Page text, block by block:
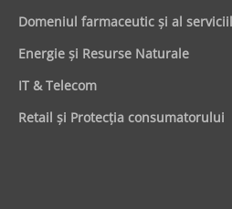
Domeniul farmaceutic și al
Energie şi Resurse Naturale
IT & Telecom
Retail şi Protecţia consumatorului